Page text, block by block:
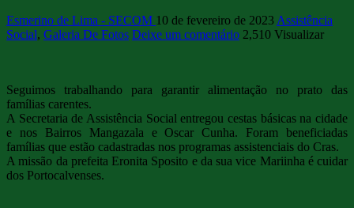
Esmerino de Lima - SECOM 10 de fevereiro de 2023 Assistência
Social, Galeria De Fotos Deixe um comentário 2,510 Visualizar
Seguimos trabalhando para garantir alimentação no prato das
famílias carentes.
A Secretaria de Assistência Social entregou cestas básicas na cidade
e nos Bairros Mangazala e Oscar Cunha. Foram beneficiadas
famílias que estão cadastradas nos programas assistenciais do Cras.
A missão da prefeita Eronita Sposito e da sua vice Mariinha é cuidar
dos Portocalvenses.